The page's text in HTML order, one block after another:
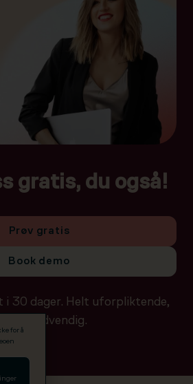
gratis, du også!
Prøv gratis
Book demo
i 30 dager. Helt uforpliktende,
nødvendig.
for å